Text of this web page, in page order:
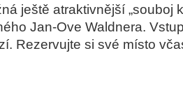
ještě atraktivnější „souboj
Jan-Ove Waldnera.
Rezervujte si své místo